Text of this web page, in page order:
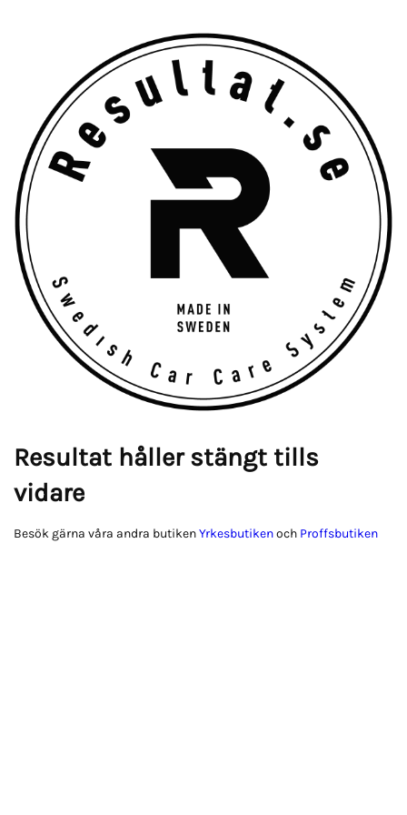
Resultat håller stängt tills
vidare
Besök gärna våra andra butikenYrkesbutikenoch Proffsbutiken